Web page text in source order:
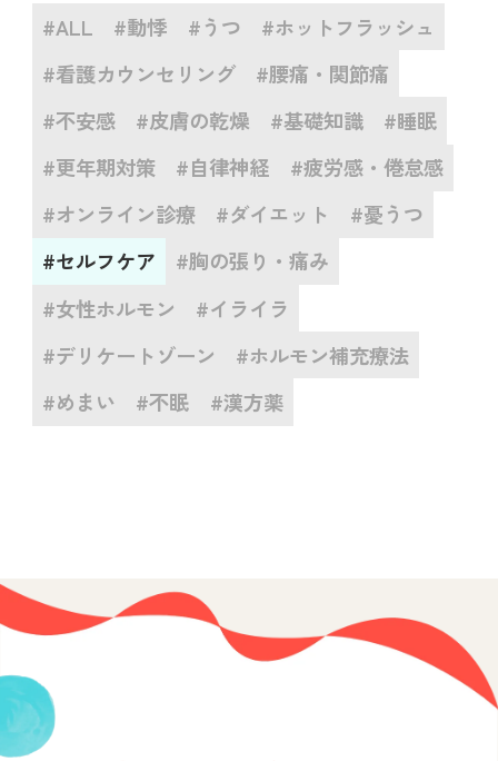
#ALL #動悸 #うつ
#ホットフラッシュ
#看護カウンセリング
#腰痛・関節痛
#不安感
#皮膚の乾燥 #基礎知識
#睡眠
#更年期対策
#自律神経
#疲労感・倦怠感
#オンライン診療
#ダイエット
#憂うつ
#セルフケア
#胸の張り・痛み
#女性ホルモン
#イライラ
#デリケートゾーン
#ホルモン補充療法
#めまい
#不眠 #漢方薬